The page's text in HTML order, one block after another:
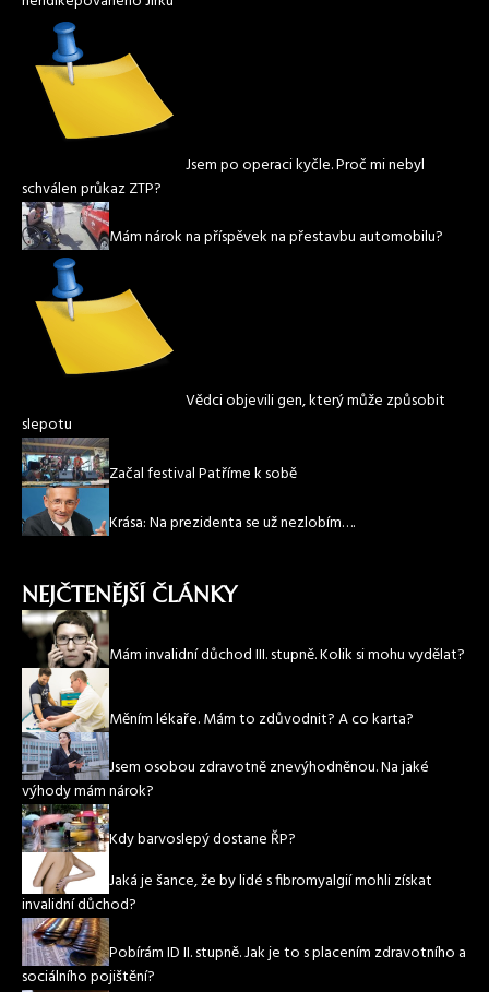
Jsem po operaci kyčle. Proč mi nebyl
schválen průkaz ZTP?
Mám nárok na příspěvek na přestavbu automobilu?
Vědci objevili gen, který může způsobit
slepotu
Začal festival Patříme k sobě
Krása: Na prezidenta se už nezlobím….
NEJČTENĚJŠÍ ČLÁNKY
Mám invalidní důchod III. stupně. Kolik si mohu vydělat?
Měním lékaře. Mám to zdůvodnit? A co karta?
Jsem osobou zdravotně znevýhodněnou. Na jaké
výhody mám nárok?
Kdy barvoslepý dostane ŘP?
Jaká je šance, že by lidé s fibromyalgií mohli získat
invalidní důchod?
Pobírám ID II. stupně. Jak je to s placením zdravotního a
sociálního pojištění?